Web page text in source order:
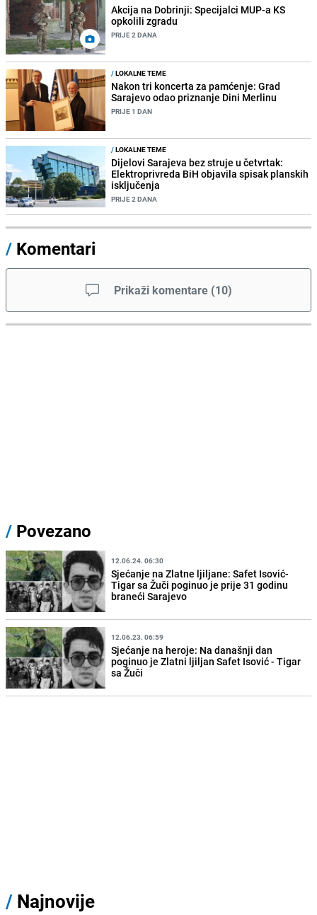
Akcija na Dobrinji: Specijalci MUP-a KS
opkolili zgradu
PRIJE 2 DANA
/LOKALNE TEME
Nakon tri koncerta za pamćenje: Grad
Sarajevo odao priznanje Dini Merlinu
PRIJE 1 DAN
/LOKALNE TEME
Dijelovi Sarajeva bez struje u četvrtak:
Elektroprivreda BiH objavila spisak planskih
isključenja
PRIJE 2 DANA
/ Komentari
Prikaži komentare (10)
/ Povezano
12.06.24. 06:30
Sjećanje na Zlatne ljiljane: Safet Isović-
Tigar sa Žuči poginuo je prije 31 godinu
braneći Sarajevo
12.06.23. 06:59
Sjećanje na heroje: Na današnji dan
poginuo je Zlatni ljiljan Safet Isović - Tigar
sa Žuči
/ Najnovije